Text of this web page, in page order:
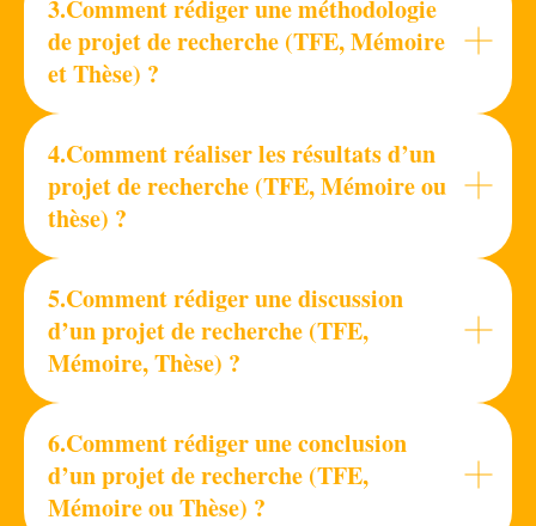
3.Comment rédiger une méthodologie
de projet de recherche (TFE, Mémoire
et Thèse) ?
4.Comment réaliser les résultats d’un
projet de recherche (TFE, Mémoire ou
thèse) ?
5.Comment rédiger une discussion
d’un projet de recherche (TFE,
Mémoire, Thèse) ?
6.Comment rédiger une conclusion
d’un projet de recherche (TFE,
Mémoire ou Thèse) ?